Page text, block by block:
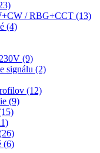
/ RBG+CCT (13)
(4)
(9)
signálu (2)
(12)
(9)
(6)